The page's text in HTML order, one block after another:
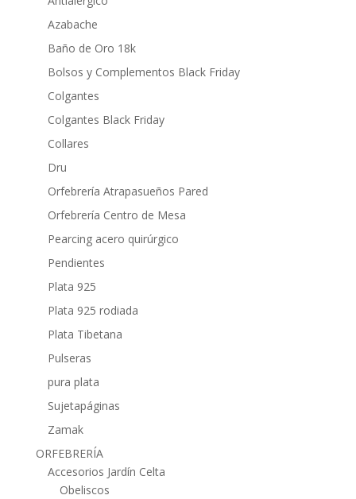
Azabache
Baño de Oro 18k
Bolsos y Complementos Black Friday
Colgantes
Colgantes Black Friday
Collares
Dru
Orfebrería Atrapasueños Pared
Orfebrería Centro de Mesa
Pearcing acero quirúrgico
Pendientes
Plata 925
Plata 925 rodiada
Plata Tibetana
Pulseras
pura plata
Sujetapáginas
Zamak
ORFEBRERÍA
Accesorios Jardín Celta
Obeliscos